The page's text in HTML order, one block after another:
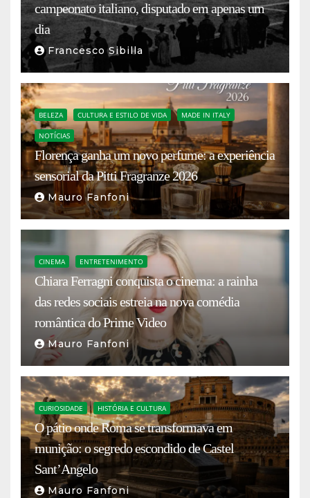
campeonato italiano, disputado em apenas um
dia
Francesco Sibilla
BELEZA CULTURA E ESTILO DE VIDA MADE IN ITALY
NOTÍCIAS
Florença ganha um novo perfume: a experiência
sensorial da Pitti Fragranze 2026
Mauro Fanfoni
CINEMA ENTRETENIMENTO
Chiara Ferragni conquista o cinema: a rainha
das redes sociais estreia na nova comédia
romântica do Prime Video
Mauro Fanfoni
CURIOSIDADE HISTÓRIA E CULTURA
O pátio onde Roma se transformava em
munição: o segredo escondido de Castel
Sant’Angelo
Mauro Fanfoni